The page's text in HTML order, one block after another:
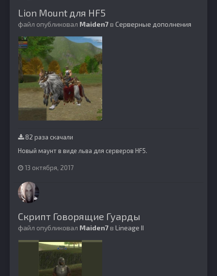
Lion Mount для HF5
файл опубликовал Maiden7в Серверные дополнения
82 раза скачали
Новый маунт в виде льва для серверов HF5.
13 октября, 2017
Скрипт Говорящие Гуарды
файл опубликовал Maiden7в Lineage II